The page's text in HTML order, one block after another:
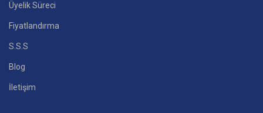
Üyelik Süreci
Fiyatlandırma
S.S.S
Blog
İletişim